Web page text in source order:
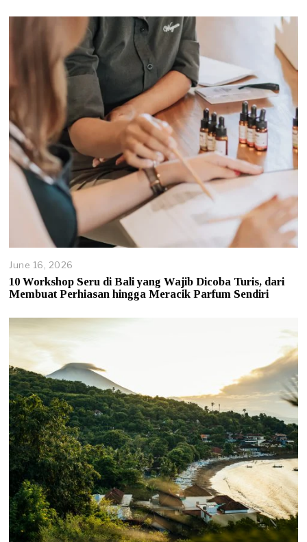
0
2
6
June 16, 2026
u
n
,
0
2
6
10 Workshop Seru di Bali yang Wajib Dicoba Turis, dari
Membuat Perhiasan hingga Meracik Parfum Sendiri